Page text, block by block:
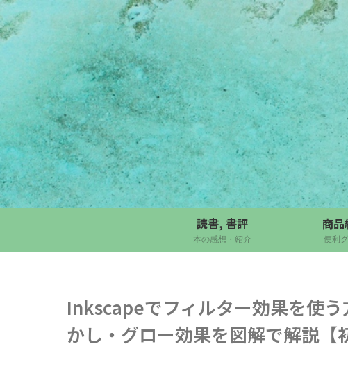
読書, 書評
本の感想・紹介
商
便利
Inkscapeでフィルター効果を使
かし・グロー効果を図解で解説【